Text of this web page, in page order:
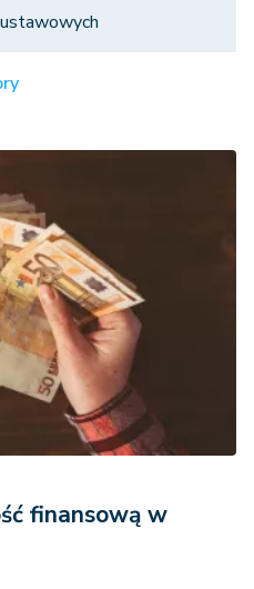
finansową w